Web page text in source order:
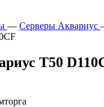
— Серверы Аквариус
T50